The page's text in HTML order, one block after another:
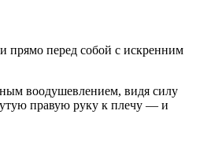
прямо перед собой с искренним
воодушевлением, видя силу
правую руку к плечу — и